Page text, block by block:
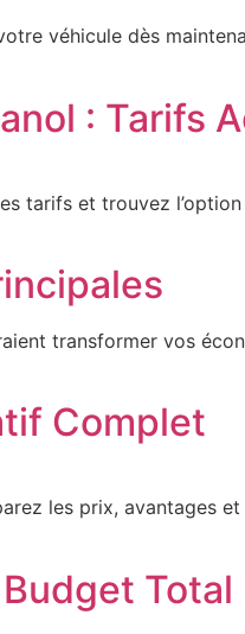
véhicule dès
: Tarifs
tarifs et trouvez
transformer vos
Complet
les prix, avantages